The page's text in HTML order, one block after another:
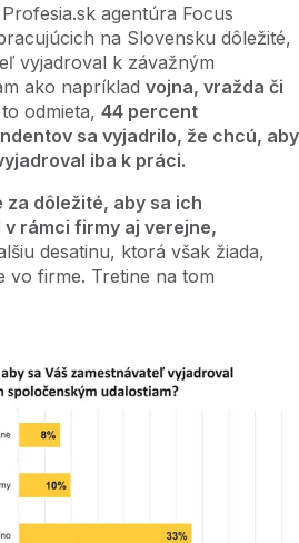
agentúra Focus
na Slovensku dôležité,
vyjadroval k závažným
ako napríklad vojna, vražda či
odmieta, 44 percent
sa vyjadrilo, že chcú, aby
iba k práci.
dôležité, aby sa ich
rámci firmy aj verejne,
desatinu, ktorá však žiada,
vo firme. Tretine na tom